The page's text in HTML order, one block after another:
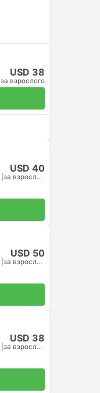
USD 38
за взрослого
USD 40
| за взрослого
USD 50
| за взрослого
USD 38
| за взрослого